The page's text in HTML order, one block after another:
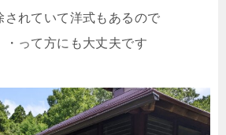
されていて洋式もあるので
・って方にも大丈夫です